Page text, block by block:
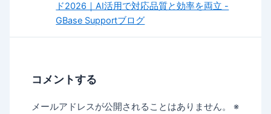
ド2026｜AI活用で対応品質と効率を両立 -
GBase Supportブログ
コメントする
メールアドレスが公開されることはありません。
※